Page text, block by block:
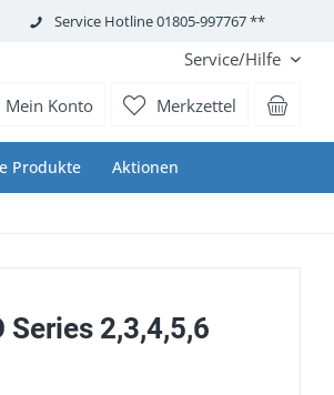
Service Hotline 01805-997767 **
Service/Hilfe
Merkzettel
Mein Konto
Produkte Aktionen
2,3,4,5,6